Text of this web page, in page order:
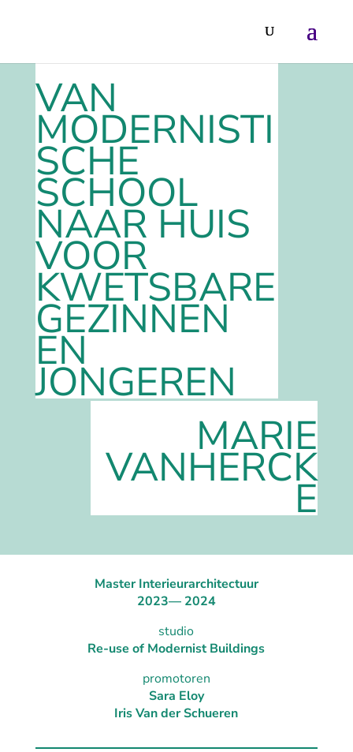
VAN
MODERNISTI
SCHE
SCHOOL
NAAR HUIS
VOOR
KWETSBARE
GEZINNEN
EN
JONGEREN
MARIE
VANHERCK
E
Master Interieurarchitectuur
2023— 2024
studio
Re-use of Modernist Buildings
promotoren
Sara Eloy
Iris Van der Schueren